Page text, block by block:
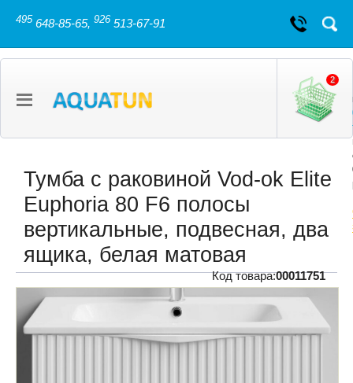
495 648-85-65, 926 513-67-91
2
Тумба с раковиной Vod-ok Elite
Euphoria 80 F6 полосы
вертикальные, подвесная, два
ящика, белая матовая
Код товара:00011751